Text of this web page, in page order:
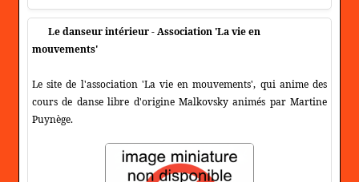
Le danseur intérieur - Association 'La vie en
mouvements'
Le site de l'association 'La vie en mouvements', qui anime des
cours de danse libre d'origine Malkovsky animés par Martine
Puynège.